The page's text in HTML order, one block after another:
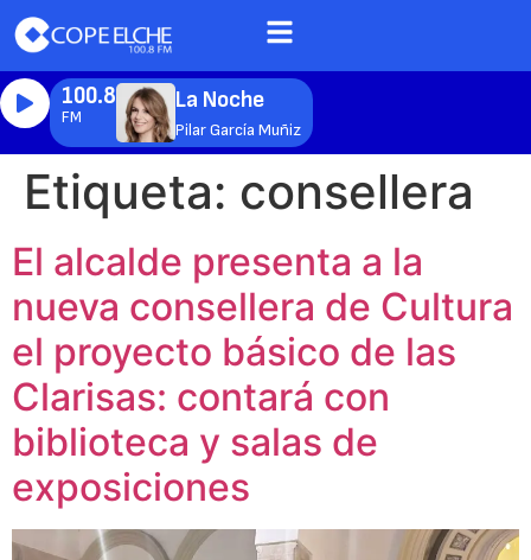
100.8
FM
La Noche
Pilar García Muñiz
Etiqueta: consellera
El alcalde presenta a la
nueva consellera de Cultura
el proyecto básico de las
Clarisas: contará con
biblioteca y salas de
exposiciones